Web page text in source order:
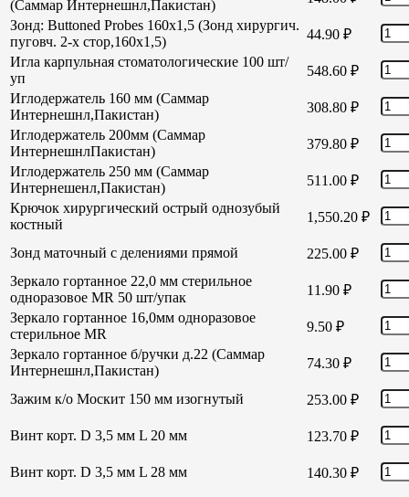
(Саммар Интернешнл,Пакистан)
Зонд: Buttoned Probes 160х1,5 (Зонд хирургич.
пуговч. 2-х стор,160х1,5)
44.90 ₽
Игла карпульная стоматологические 100 шт/
уп
548.60 ₽
Иглодержатель 160 мм (Саммар
Интернешнл,Пакистан)
308.80 ₽
Иглодержатель 200мм (Саммар
ИнтернешнлПакистан)
379.80 ₽
Иглодержатель 250 мм (Саммар
Интернешенл,Пакистан)
511.00 ₽
Крючок хирургический острый однозубый
костный
1,550.20 ₽
Зонд маточный с делениями прямой 225.00 ₽
Зеркало гортанное 22,0 мм стерильное
одноразовое MR 50 шт/упак
11.90 ₽
Зеркало гортанное 16,0мм одноразовое
стерильное MR
9.50 ₽
Зеркало гортанное б/ручки д.22 (Саммар
Интернешнл,Пакистан)
74.30 ₽
Зажим к/о Москит 150 мм изогнутый 253.00 ₽
Винт корт. D 3,5 мм L 20 мм 123.70 ₽
Винт корт. D 3,5 мм L 28 мм 140.30 ₽